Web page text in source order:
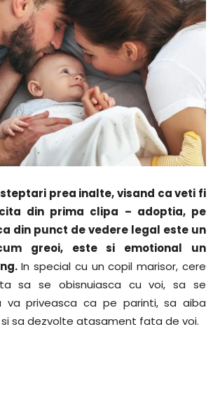
prea inalte, visand ca veti fi
din prima clipa – adoptia, pe
din punct de vedere legal este un
greoi, este si emotional un
In special cu un copil marisor, cere
sa se obisnuiasca cu voi, sa se
va priveasca ca pe parinti, sa aiba
si sa dezvolte atasament fata de voi.